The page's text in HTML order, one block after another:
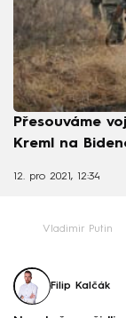
Přesouváme
Kreml na
12. pro 2021, 12:34
Vladimir Putin
Filip Kalčák